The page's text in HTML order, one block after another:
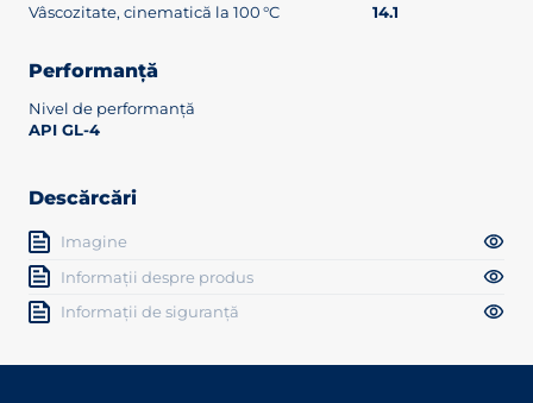
Vâscozitate, cinematică la 100 °C
14.1
Performanță
Nivel de performanță
API GL-4
Descărcări
Imagine
Informații despre produs
Informații de siguranță